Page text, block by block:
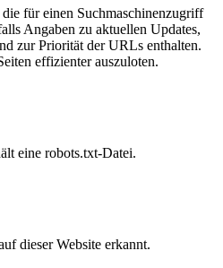
für einen Suchmaschinenzugriff
Angaben zu aktuellen Updates,
zur Priorität der URLs enthalten.
effizienter auszuloten.
eine robots.txt-Datei.
dieser Website erkannt.